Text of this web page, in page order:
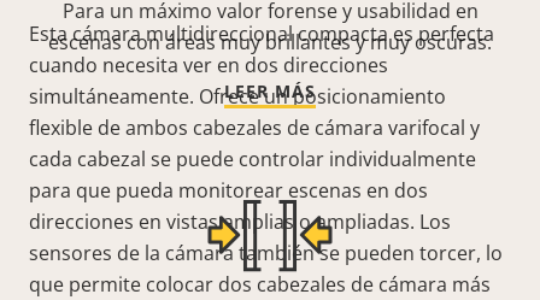
Esta cámara multidireccional compacta es perfecta
cuando necesita ver en dos direcciones
simultáneamente. Ofrece un posicionamiento
flexible de ambos cabezales de cámara varifocal y
cada cabezal se puede controlar individualmente
para que pueda monitorear escenas en dos
direcciones en vistas amplias o ampliadas. Los
sensores de la cámara también se pueden torcer, lo
que permite colocar dos cabezales de cámara más
Para un máximo valor forense y usabilidad en
escenas con áreas muy brillantes y muy oscuras.
LEER MÁS